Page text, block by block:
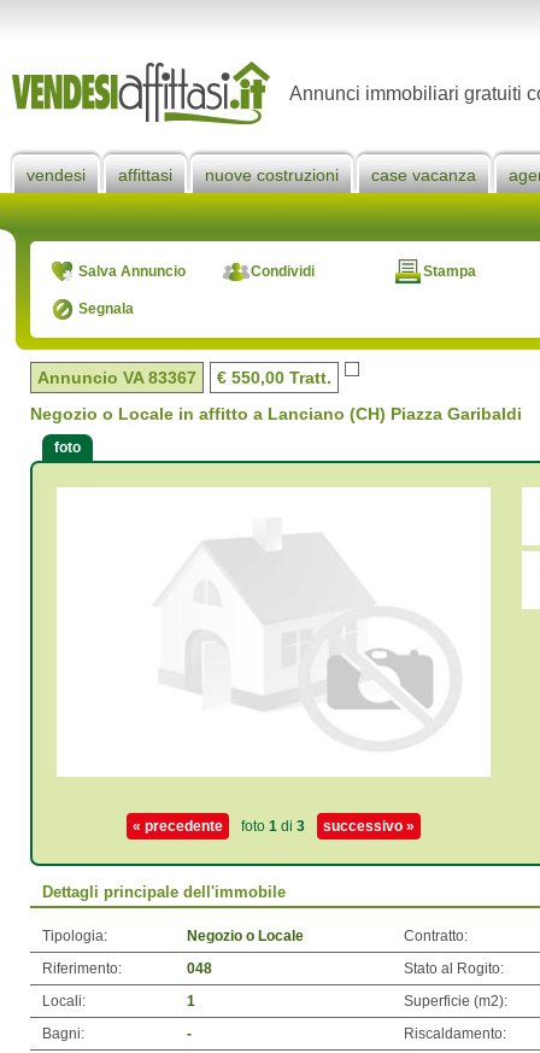
Annunci immobiliari gratuiti
vendesi affittasi nuove costruzioni case vacanza
Salva Annuncio Condividi Stampa
Segnala
Annuncio VA83367
€ 550,00 Tratt.
Negozio o Locale in affitto a Lanciano (CH) Piazza Garibaldi
foto
« precedente foto 1 di 3 successivo »
Dettagli principale dell'immobile
Tipologia: Negozio o Locale
Contratto:
Riferimento:
048
Stato al Rogito:
Locali:
1 Superficie (m2):
Bagni:
-
Riscaldamento: